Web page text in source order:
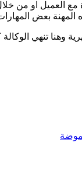
بعض
وهنا تنهي